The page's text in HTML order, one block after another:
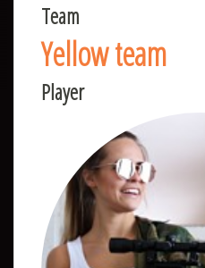
Team
Yellow team
Player